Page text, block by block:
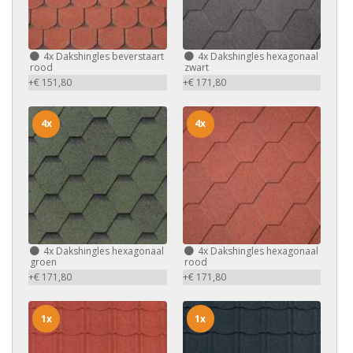
4x Dakshingles beverstaart
rood
+€ 151,80
4xDakshingles hexagonaal
zwart
+€ 171,80
4x Dakshingles hexagonaal
groen
+€ 171,80
4x
4xDakshingles hexagonaal
rood
+€ 171,80
4x
1x 1x